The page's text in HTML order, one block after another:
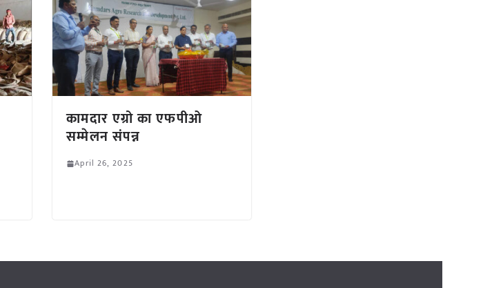
कामदार एग्रो का एफपीओ
सम्मेलन संपन्न
April 26, 2025